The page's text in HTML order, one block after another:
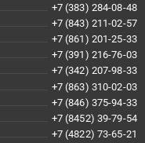
+7 (383) 284-08-48
+7 (843) 211-02-57
+7 (861) 201-25-33
+7 (391) 216-76-03
+7 (342) 207-98-33
+7 (863) 310-02-03
+7 (846) 375-94-33
+7 (8452) 39-79-54
+7 (4822) 73-65-21